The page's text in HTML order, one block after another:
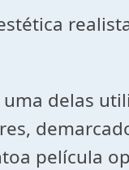
delas
película